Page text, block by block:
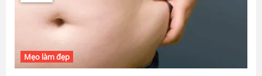
Mẹo làm đẹp